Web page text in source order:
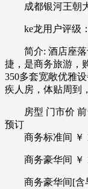
成都银河王朝
ke龙用户评级：
简介: 酒店座落
捷，是商务旅游，
350多套宽敞优雅
疾人房，体贴周到
房型 门市价 前
预订
商务标准间 ￥
商务豪华间 ￥
商务豪华间[含早